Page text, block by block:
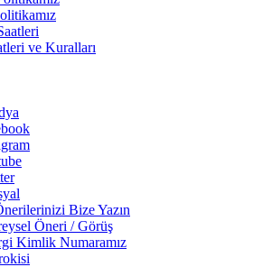
ve Kuralları
Bize Yazın
Öneri / Görüş
Kimlik Numaramız